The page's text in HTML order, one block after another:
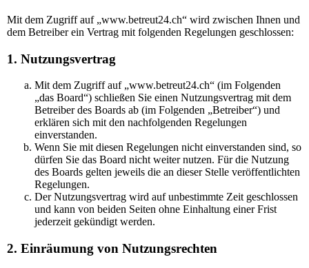
Mit dem Zugriff auf „www.betreut24.ch“ wird zwischen Ihnen und
dem Betreiber ein Vertrag mit folgenden Regelungen geschlossen:
1. Nutzungsvertrag
Mit dem Zugriff auf „www.betreut24.ch“ (im Folgenden
„das Board“) schließen Sie einen Nutzungsvertrag mit dem
Betreiber des Boards ab (im Folgenden „Betreiber“) und
erklären sich mit den nachfolgenden Regelungen
einverstanden.
Wenn Sie mit diesen Regelungen nicht einverstanden sind, so
dürfen Sie das Board nicht weiter nutzen. Für die Nutzung
des Boards gelten jeweils die an dieser Stelle veröffentlichten
Regelungen.
Der Nutzungsvertrag wird auf unbestimmte Zeit geschlossen
und kann von beiden Seiten ohne Einhaltung einer Frist
jederzeit gekündigt werden.
2. Einräumung von Nutzungsrechten